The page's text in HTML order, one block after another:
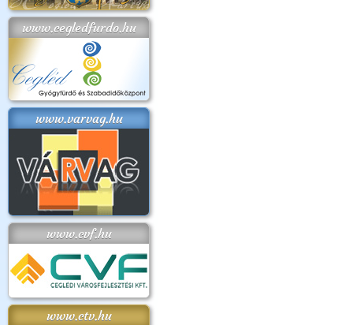
www.cegledfurdo.hu
www.varvag.hu
www.cvf.hu
www.ctv.hu